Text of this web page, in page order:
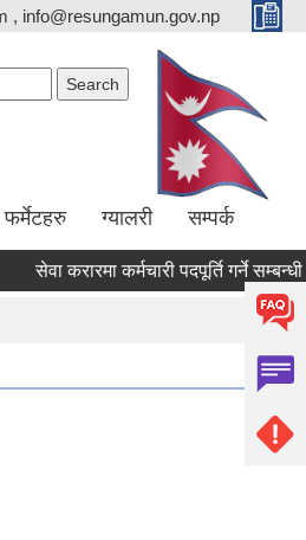
, info@resungamun.gov.np
फर्मेटहरु ग्यालरी सम्पर्क
सेवा करारमा कर्मचारी पदपूर्ति गर्ने सम्बन्धी